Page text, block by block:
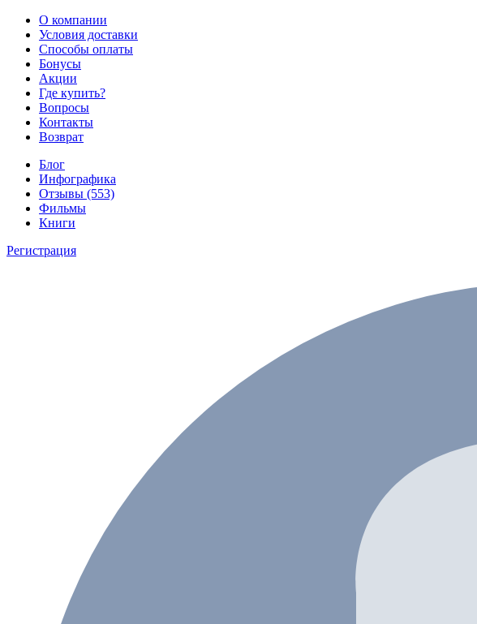
О компании
Условия доставки
Способы оплаты
Бонусы
Акции
Где купить?
Вопросы
Контакты
Возврат
Блог
Инфографика
Отзывы (553)
Фильмы
Книги
Регистрация